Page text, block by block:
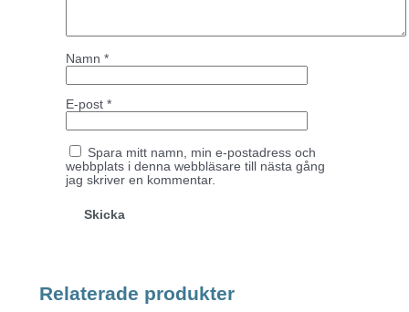
Namn *
E-post *
Spara mitt namn, min e-postadress och
webbplats i denna webbläsare till nästa gång
jag skriver en kommentar.
Relaterade produkter